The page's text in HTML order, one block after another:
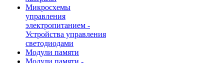
Микросхемы
управления
электропитанием -
Устройства управления
светодиодами
Модули памяти
Модули памяти -